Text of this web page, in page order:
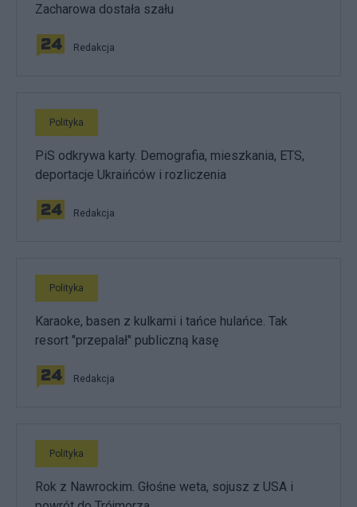
Zacharowa dostała szału
Redakcja
Polityka
PiS odkrywa karty. Demografia, mieszkania, ETS,
deportacje Ukraińców i rozliczenia
Redakcja
Polityka
Karaoke, basen z kulkami i tańce hulańce. Tak
resort "przepalał" publiczną kasę
Redakcja
Polityka
Rok z Nawrockim. Głośne weta, sojusz z USA i